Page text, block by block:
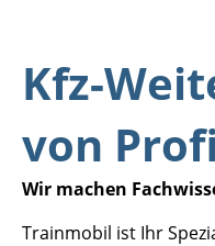
Kfz-
von
Wir machen
Trainmobil ist Ihr